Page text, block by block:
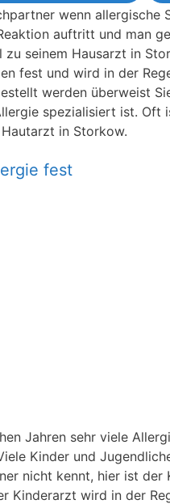
wenn allergische
auftritt und man
seinem Hausarzt in
fest und wird in der
werden überweist
spezialisiert ist. Oft
in Storkow.
fest
Jahren sehr viele
Kinder und
nicht kennt, hier ist
Kinderarzt wird in der